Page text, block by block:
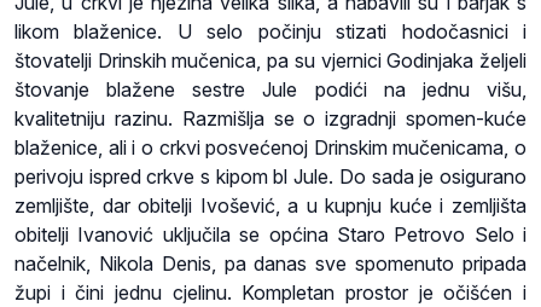
likom blaženice. U selo počinju stizati hodočasnici i
štovatelji Drinskih mučenica, pa su vjernici Godinjaka željeli
štovanje blažene sestre Jule podići na jednu višu,
kvalitetniju razinu. Razmišlja se o izgradnji spomen-kuće
blaženice, ali i o crkvi posvećenoj Drinskim mučenicama, o
perivoju ispred crkve s kipom bl Jule. Do sada je osigurano
zemljište, dar obitelji Ivošević, a u kupnju kuće i zemljišta
obitelji Ivanović uključila se općina Staro Petrovo Selo i
načelnik, Nikola Denis, pa danas sve spomenuto pripada
župi i čini jednu cjelinu. Kompletan prostor je očišćen i